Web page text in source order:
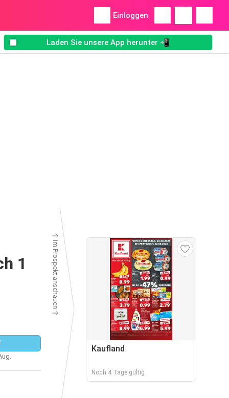
Einloggen
Laden Sie unsere App herunter 📲
1
Im Prospekt anschauen
Kaufland
Noch 4 Tage gültig